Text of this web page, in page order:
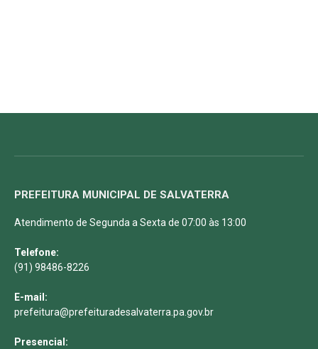
PREFEITURA MUNICIPAL DE SALVATERRA
Atendimento de Segunda a Sexta de 07:00 às 13:00
Telefone:
(91) 98486-8226
E-mail:
prefeitura@prefeituradesalvaterra.pa.gov.br
Presencial: